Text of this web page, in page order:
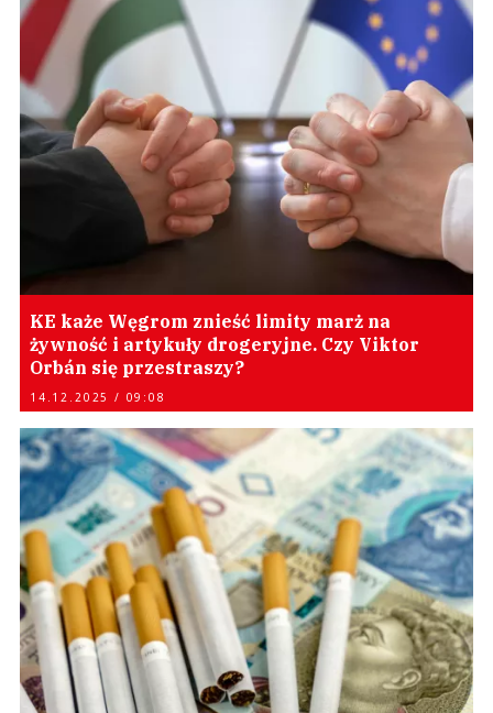
KE każe Węgrom znieść limity marż na
żywność i artykuły drogeryjne. Czy Viktor
Orbán się przestraszy?
14.12.2025 / 09:08